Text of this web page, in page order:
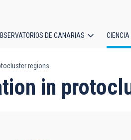
DE CANARIAS CIENCIA
regions
in